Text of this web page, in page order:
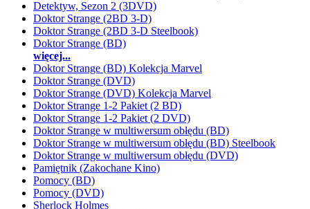
Detektyw, Sezon 2 (3DVD)
Doktor Strange (2BD 3-D)
Doktor Strange (2BD 3-D Steelbook)
Doktor Strange (BD)
więcej...
Doktor Strange (BD) Kolekcja Marvel
Doktor Strange (DVD)
Doktor Strange (DVD) Kolekcja Marvel
Doktor Strange 1-2 Pakiet (2 BD)
Doktor Strange 1-2 Pakiet (2 DVD)
Doktor Strange w multiwersum obłędu (BD)
Doktor Strange w multiwersum obłędu (BD) Steelbook
Doktor Strange w multiwersum obłędu (DVD)
Pamiętnik (Zakochane Kino)
Pomocy (BD)
Pomocy (DVD)
Sherlock Holmes